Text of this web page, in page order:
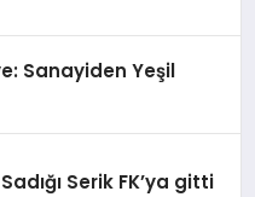
Sanayiden Yeşil
Serik FK’ya gitti